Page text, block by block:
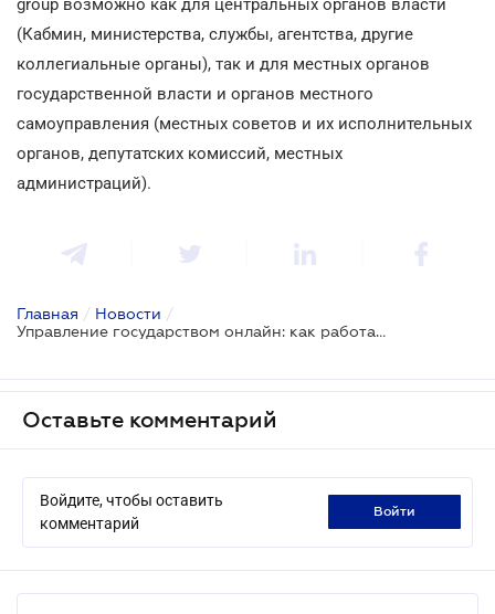
group возможно как для центральных органов власти
(Кабмин, министерства, службы, агентства, другие
коллегиальные органы), так и для местных органов
государственной власти и органов местного
самоуправления (местных советов и их исполнительных
органов, депутатских комиссий, местных
администраций).
Главная / Новости /
Управление государством онлайн: как работают новые инструменты и технологии
Оставьте комментарий
Войдите, чтобы оставить
комментарий
войти